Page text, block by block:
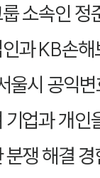
소속인 정
과 KB손
울시 공익
기업과 개인
분쟁 해결